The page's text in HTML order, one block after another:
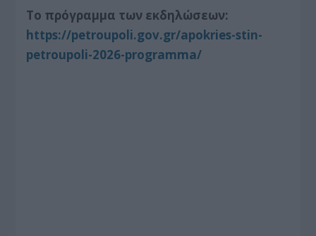
Το πρόγραμμα των εκδηλώσεων:
https://petroupoli.gov.gr/apokries-stin-
petroupoli-2026-programma/